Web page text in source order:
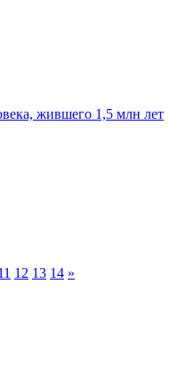
жившего 1,5 млн лет
12 13 14 »